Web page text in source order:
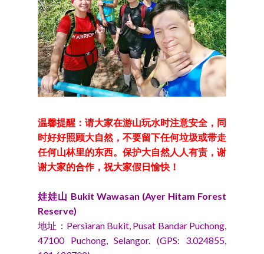
温馨提醒：请大家在游山玩水时注意安全，同
时好好照顾大自然，不要留下任何垃圾或带走
任何山林里的东西。保护大自然人人有责，谢
谢大家的合作，祝大家假日愉快！
娃娃山 Bukit Wawasan (Ayer Hitam Forest
Reserve)
地址：Persiaran Bukit, Pusat Bandar Puchong,
47100 Puchong, Selangor. (GPS: 3.024855,